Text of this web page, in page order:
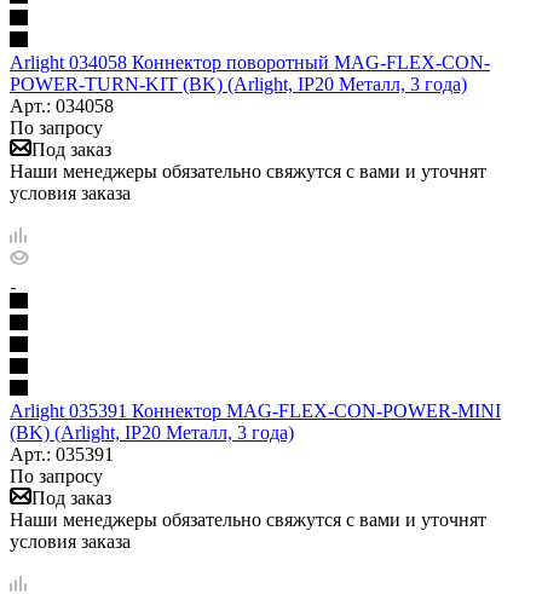
Arlight 034058 Коннектор поворотный MAG-FLEX-CON-
POWER-TURN-KIT (BK) (Arlight, IP20 Металл, 3 года)
Арт.: 034058
По запросу
Под заказ
Наши менеджеры обязательно свяжутся с вами и уточнят
условия заказа
Arlight 035391 Коннектор MAG-FLEX-CON-POWER-MINI
(BK) (Arlight, IP20 Металл, 3 года)
Арт.: 035391
По запросу
Под заказ
Наши менеджеры обязательно свяжутся с вами и уточнят
условия заказа